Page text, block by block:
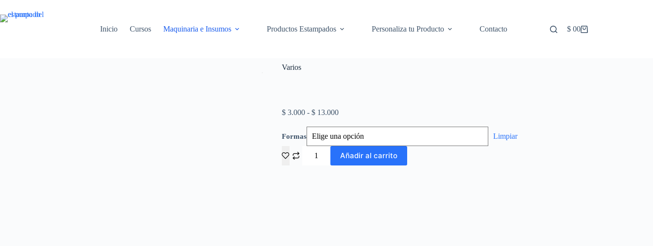
Inicio Cursos Maquinaria e Insumos Productos Estampados Personaliza tu Producto Contacto $00
Varios
$ 3.000 - $ 13.000
Formas Limpiar
Añadir al carrito